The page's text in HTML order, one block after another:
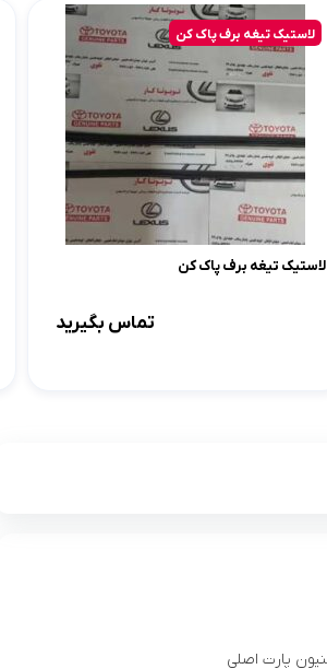
لاستیک تیغه برف پاک کن
لاستیک تیغه برف پاک کن
تماس بگیرید